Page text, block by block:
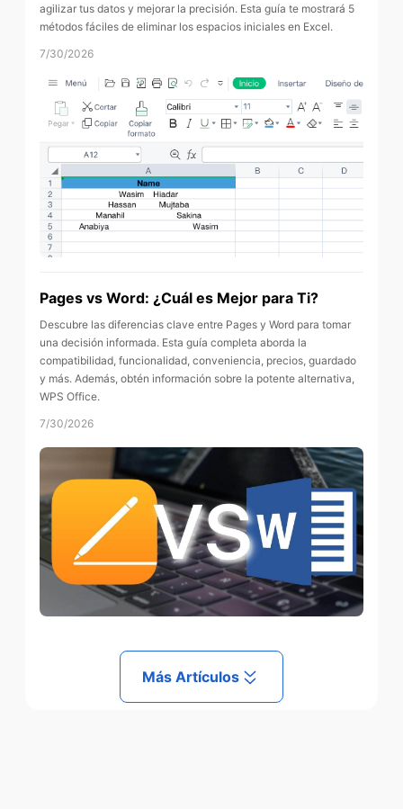
agilizar tus datos y mejorar la precisión. Esta guía te mostrará 5
métodos fáciles de eliminar los espacios iniciales en Excel.
7/30/2026
Pages vs Word: ¿Cuál es Mejor para Ti?
Descubre las diferencias clave entre Pages y Word para tomar
una decisión informada. Esta guía completa aborda la
compatibilidad, funcionalidad, conveniencia, precios, guardado
y más. Además, obtén información sobre la potente alternativa,
WPS Office.
7/30/2026
Más Artículos